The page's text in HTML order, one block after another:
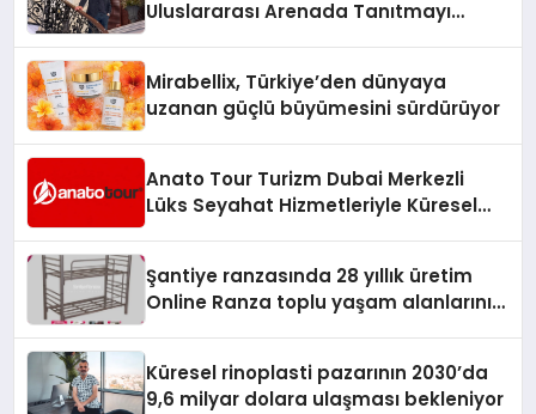
Uluslararası Arenada Tanıtmayı
Mirabellix, Türkiye’den dünyaya
uzanan güçlü büyümesini sürdürüyor
Anato Tour Turizm Dubai Merkezli
Lüks Seyahat Hizmetleriyle Küresel
Şantiye ranzasında 28 yıllık üretim
Online Ranza toplu yaşam alanlarını
Küresel rinoplasti pazarının 2030’da
9,6 milyar dolara ulaşması bekleniyor